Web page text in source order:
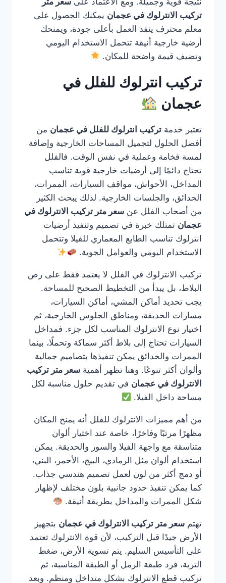
تركيب الانترلوك في عجمان يمكنك الحصول على
معلم محترف ينفذ العمل بأعلى جودة، ويمنحك
أرضية خارجية أنيقة تتحمل الاستخدام اليومي
وتضيف قيمة واضحة للمكان.
تركيب انترلوك للفلل في
عجمان
تعتبر خدمة تركيب انترلوك للفلل في عجمان من
أفضل الحلول لتجميل المساحات الخارجية وإضافة
لمسة فخامة وعملية في نفس الوقت. فالفلل
تحتاج دائمًا إلى أرضيات خارجية قوية تناسب
المداخل، الأحواش، مواقف السيارات، الممرات،
الحدائق، والجلسات الخارجية. لذلك يبحث الكثير
من أصحاب الفلل عن سعر متر تركيب الانترلوك في
عجمان تمتلك خبرة في تصميم وتنفيذ أرضيات
انترلوك تناسب الطابع المعماري للفيلا وتتحمل
الاستخدام اليومي والعوامل الجوية.
تركيب الانترلوك في الفلل لا يعتمد فقط على رص
البلاط، بل يبدأ من التخطيط الصحيح للمساحة.
يجب تحديد أماكن المشي، أماكن السيارات،
مسارات الحديقة، ومناطق الجلوس الخارجية، ثم
اختيار نوع الانترلوك المناسب لكل جزء. فمداخل
السيارات تحتاج إلى بلاط أكثر سماكة وتحملًا، بينما
الممرات والحدائق يمكن تنفيذها بتصاميم جمالية
وألوان أكثر تنوعًا. وهنا تظهر أهمية سعر متر تركيب
الانترلوك في عجمان في تقديم حلول مناسبة لكل
مساحة داخل الفيلا.
من أهم مميزات الانترلوك للفلل أنه يمنح المكان
مظهرًا مرتبًا وفاخرًا، خاصة عند اختيار ألوان
متناسقة مع واجهة الفيلا والسور والحديقة. يمكن
استخدام ألوان مثل الرمادي، البيج، الأحمر، البني،
أو دمج أكثر من لون لعمل تصميم هندسي جذاب.
كما يمكن تنفيذ حدود جانبية بلون مختلف لإظهار
شكل الممرات والمداخل بطريقة أنيقة.
تهتم سعر متر تركيب الانترلوك في عجمان بتجهيز
الأرض جيدًا قبل التركيب، لأن قوة الانترلوك تعتمد
على التأسيس السليم. يتم تسوية الأرض، ضغط
التربة، فرد طبقة الرمل أو الطبقة المناسبة، ثم
تركيب قطع الانترلوك بشكل متداخل ومنظم. وبعد